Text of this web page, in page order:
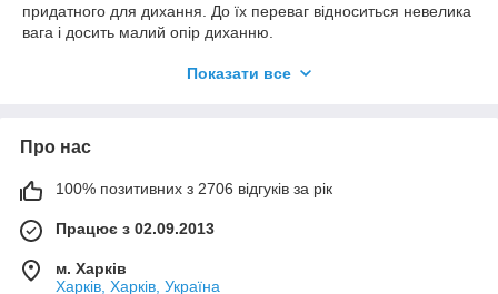
придатного для дихання. До їх переваг відноситься невелика
вага і досить малий опір диханню.
призначенням, типом механізму захисту і терміну служби.
Конструкція у формі напівмаски з фільтруючим
конвекторний, формованою або неформованной.
Напівмаски, забезпечені дихальними клапанами і
фільтруючими конструкціями. У таких респіраторах
Показати все
Про нас
100% позитивних з 2706 відгуків за рік
Працює з 02.09.2013
м. Харків
Харків, Харків, Україна